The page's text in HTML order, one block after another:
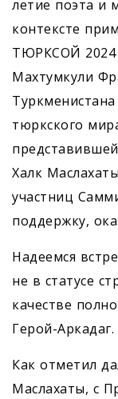
летие поэта и
контексте
ТЮРКСОЙ 2024
Махтумкули
тюркского
Халк
участниц
поддержку,
Надеемся
не в статусе
качестве
Герой-Аркадаг.
Как отметил
Маслахаты, с